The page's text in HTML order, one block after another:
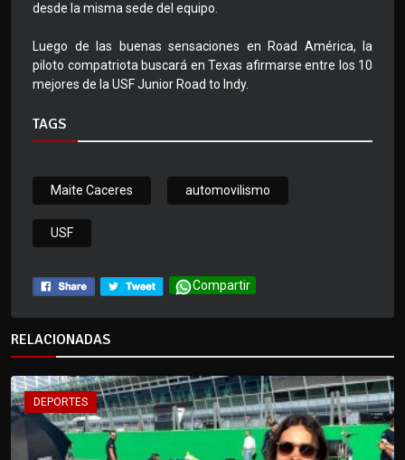
desde la misma sede del equipo.
Luego de las buenas sensaciones en Road América, la
piloto compatriota buscará en Texas afirmarse entre los 10
mejores de la USF Junior Road to Indy.
TAGS
Maite Caceres automovilismo
USF
Compartir
RELACIONADAS
DEPORTES